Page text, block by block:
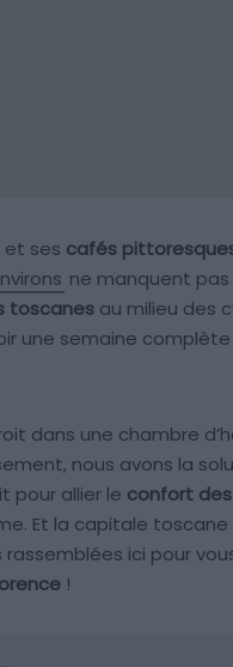
et ses cafés
ne manquent pas
toscanes au milieu des
une semaine
dans une chambre
nous avons la
pour allier le confort des
Et la capitale toscane
ici pour
!